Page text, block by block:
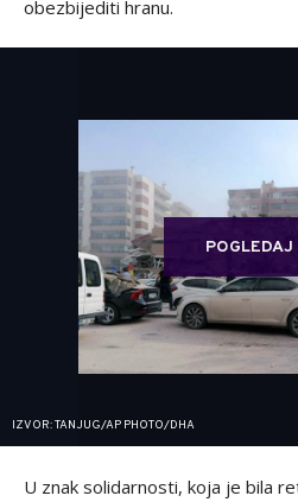
obezbijediti hranu.
POGLEDAJ
IZVOR: TANJUG/AP PHOTO/DHA
U znak solidarnosti, koja je bila